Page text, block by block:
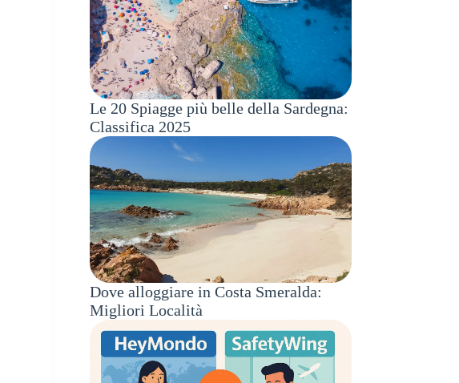
Le 20 Spiagge più belle della Sardegna:
Classifica 2025
Dove alloggiare in Costa Smeralda:
Migliori Località